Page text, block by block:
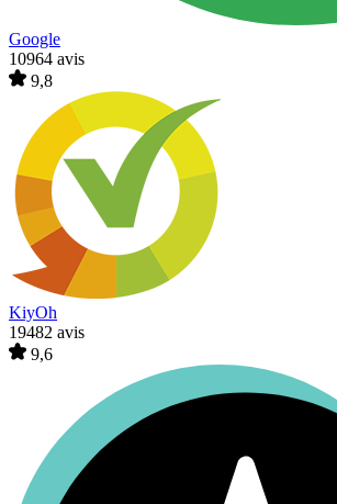
Google
10964 avis
9,8
KiyOh
19482 avis
9,6